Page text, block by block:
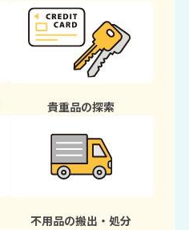
貴重品の探索
不用品の搬出・処分